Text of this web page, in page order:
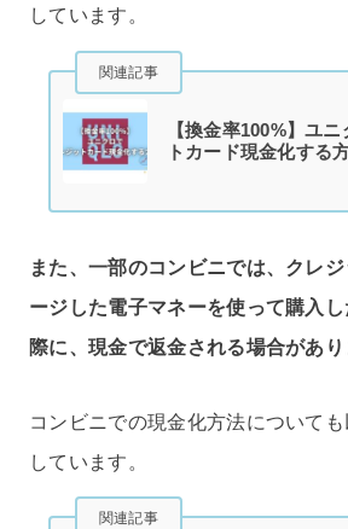
しています。
関連記事
【換金率100%】ユ
トカード現金化する
また、一部のコンビニでは、クレ
ージした電子マネーを使って購入
際に、現金で返金される場合があり
コンビニでの現金化方法について
しています。
関連記事